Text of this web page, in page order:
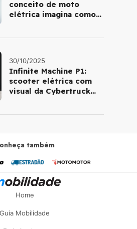
conceito de moto
elétrica imagina como
30/10/2025
Infinite Machine P1:
scooter elétrica com
visual da Cybertruck
também
Home
Guia Mobilidade